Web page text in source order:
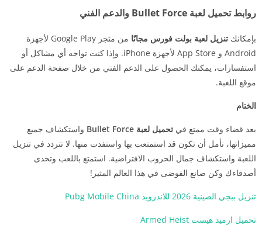
روابط تحميل لعبة Bullet Force والدعم الفني
بإمكانك تنزيل لعبة بولت فورس مجانًا
من متجر Google Play لأجهزة
Android و App Store لأجهزة iPhone. وإذا كنت تواجه أي مشاكل أو
استفسارات، يمكنك الحصول على الدعم الفني من خلال صفحة الدعم على
موقع اللعبة.
الختام
بعد قضاء وقت ممتع في تحميل لعبة Bullet Force
واستكشاف جميع
مميزاتها، نأمل أن تكون قد استمتعت بها واستفدت منها. لا تتردد في تنزيل
اللعبة واستكشاف جمال الحروب الافتراضية. استمتع باللعب وتحدى
أصدقاءك وكن صانع الفوضى في هذا العالم المثير!
تنزيل ببجي الصينية 2026 للاندرويد Pubg Mobile China
تحميل ارميد هيست Armed Heist